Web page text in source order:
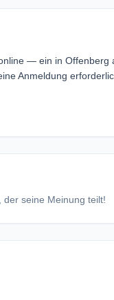
— ein in
Anmeldung
der seine Meinung teilt!